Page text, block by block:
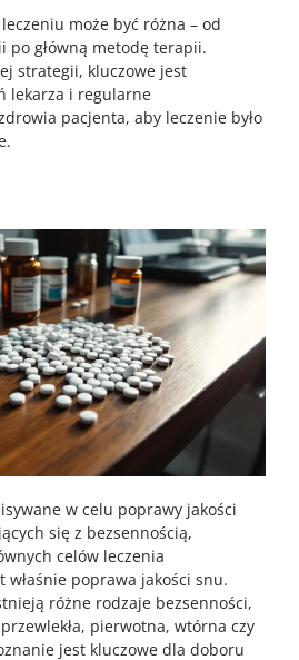
może być różna – od
po główną metodę terapii.
strategii, kluczowe jest
lekarza i regularne
pacjenta, aby leczenie było
w celu poprawy jakości
się z bezsennością,
celów leczenia
właśnie poprawa jakości snu.
różne rodzaje bezsenności,
pierwotna, wtórna czy
jest kluczowe dla doboru